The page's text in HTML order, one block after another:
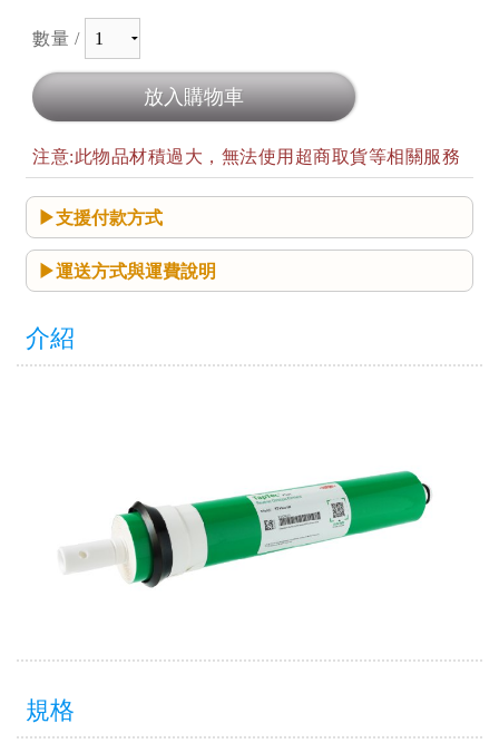
數量 /
注意:此物品材積過大，無法使用超商取貨等相關服務
支援付款方式
運送方式與運費說明
介紹
規格